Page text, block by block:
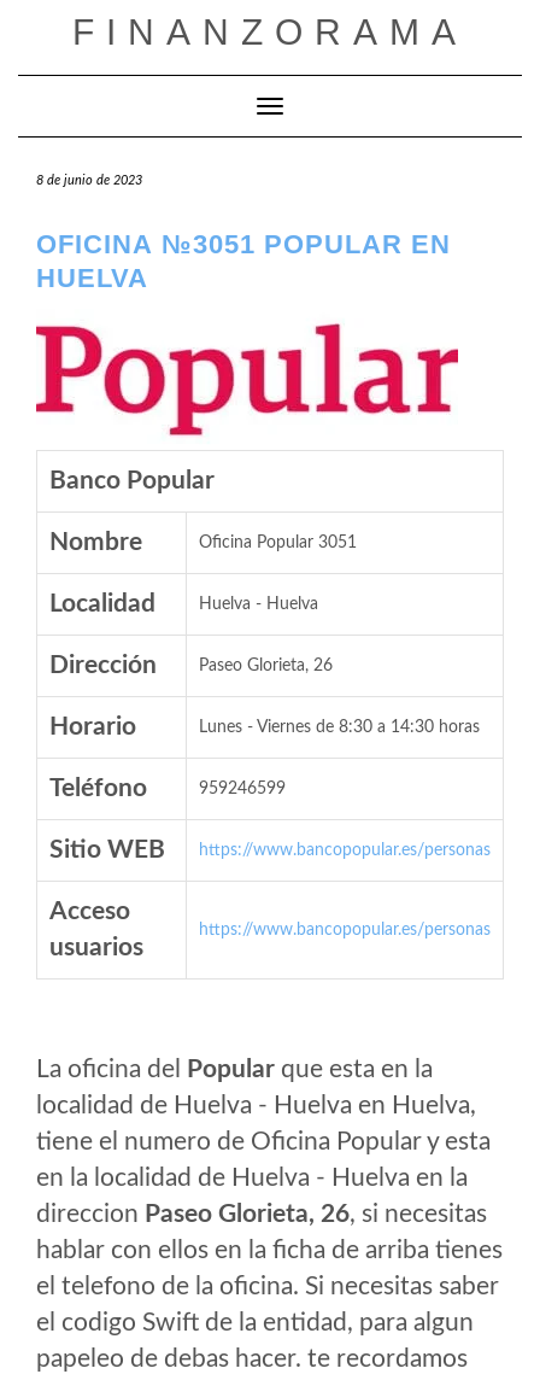
FINANZORAMA
Cambiar modo de navegación
8 de junio de 2023
OFICINA №3051 POPULAR EN
HUELVA
Banco Popular
Nombre Oficina Popular 3051
Localidad Huelva - Huelva
Dirección Paseo Glorieta, 26
Horario Lunes - Viernes de 8:30 a 14:30 horas
Teléfono 959246599
Sitio WEB https://www.bancopopular.es/personas
Acceso
usuarios
https://www.bancopopular.es/personas
La oficina del Popular que esta en la
localidad de Huelva - Huelva en Huelva,
tiene el numero de Oficina Popular y esta
en la localidad de Huelva - Huelva en la
direccion Paseo Glorieta, 26, si necesitas
hablar con ellos en la ficha de arriba tienes
el telefono de la oficina. Si necesitas saber
el codigo Swift de la entidad, para algun
papeleo de debas hacer. te recordamos